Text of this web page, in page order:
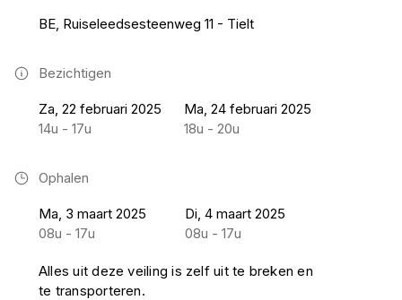
BE, Ruiseleedsesteenweg 11 - Tielt
Bezichtigen
Za, 22 februari 2025
14u - 17u
Ma, 24 februari 2025
18u - 20u
Ophalen
Ma, 3 maart 2025
08u - 17u
Di, 4 maart 2025
08u - 17u
Alles uit deze veiling is zelf uit te breken en
te transporteren.